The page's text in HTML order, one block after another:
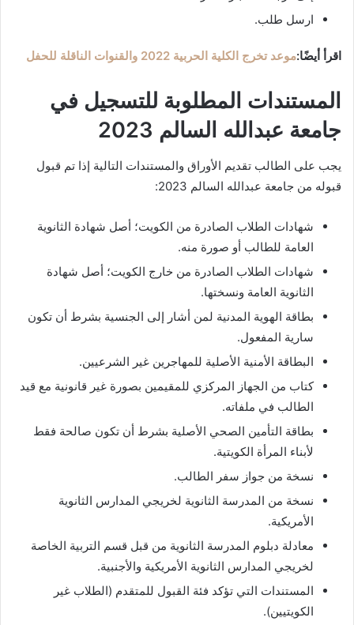
ارسل طلب.
اقرأ أيضًا:موعد تخرج الكلية الحربية 2022 والقنوات الناقلة للحفل
المستندات المطلوبة للتسجيل في
جامعة عبدالله السالم 2023
يجب على الطالب تقديم الأوراق والمستندات التالية إذا تم قبول
قبوله من جامعة عبدالله السالم 2023:
شهادات الطلاب الصادرة من الكويت؛ أصل شهادة الثانوية
العامة للطالب أو صورة منه.
شهادات الطلاب الصادرة من خارج الكويت؛ أصل شهادة
الثانوية العامة ونسختها.
بطاقة الهوية المدنية لمن أشار إلى الجنسية بشرط أن تكون
سارية المفعول.
البطاقة الأمنية الأصلية للمهاجرين غير الشرعيين.
كتاب من الجهاز المركزي للمقيمين بصورة غير قانونية مع قيد
الطالب في ملفاته.
بطاقة التأمين الصحي الأصلية بشرط أن تكون صالحة فقط
لأبناء المرأة الكويتية.
نسخة من جواز سفر الطالب.
نسخة من المدرسة الثانوية لخريجي المدارس الثانوية
الأمريكية.
معادلة دبلوم المدرسة الثانوية من قبل قسم التربية الخاصة
لخريجي المدارس الثانوية الأمريكية والأجنبية.
المستندات التي تؤكد فئة القبول للمتقدم (الطلاب غير
الكويتيين).